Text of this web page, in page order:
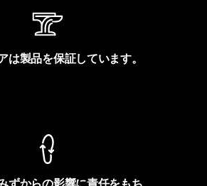
は製品を保証しています。